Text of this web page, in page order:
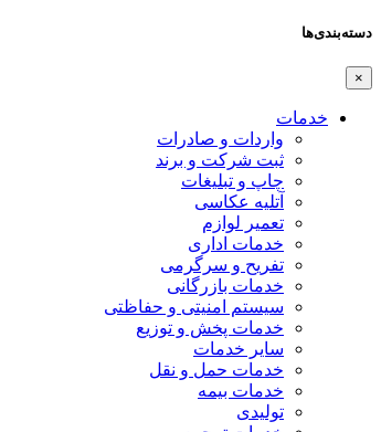
دسته‌بندی‌ها
×
خدمات
واردات و صادرات
ثبت شرکت و برند
چاپ و تبلیغات
آتلیه عکاسی
تعمیر لوازم
خدمات اداری
تفریح و سرگرمی
خدمات بازرگانی
سیستم امنیتی و حفاظتی
خدمات پخش و توزیع
سایر خدمات
خدمات حمل و نقل
خدمات بیمه
تولیدی